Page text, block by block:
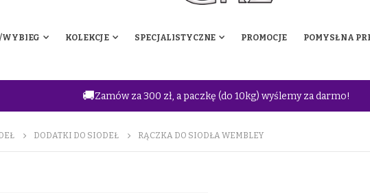
WYBIEG KOLEKCJE SPECJALISTYCZNE PROMOCJE POMYSŁ NA
🚚Zamów za 300 zł, a paczkę (do 10kg) wyślemy za darmo!
DODATKI DO SIODEŁ RĄCZKA DO SIODŁA WEMBLEY